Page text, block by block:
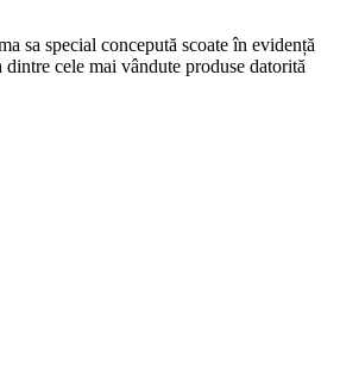
sa special concepută scoate în evidență
cele mai vândute produse datorită